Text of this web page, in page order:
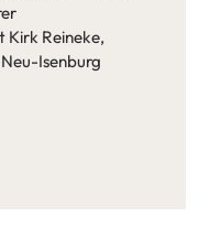
Kirk Reineke,
Isenburg